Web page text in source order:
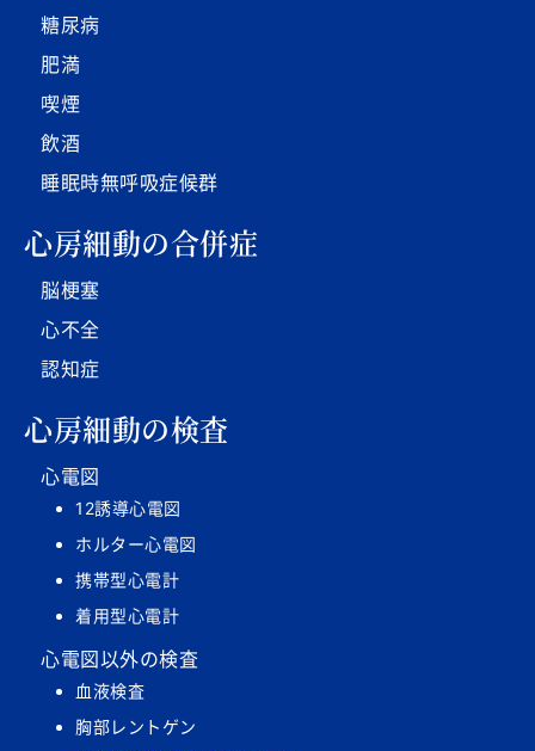
糖尿病
肥満
喫煙
飲酒
睡眠時無呼吸症候群
心房細動の合併症
脳梗塞
心不全
認知症
心房細動の検査
心電図
12誘導心電図
ホルター心電図
携帯型心電計
着用型心電計
心電図以外の検査
血液検査
胸部レントゲン